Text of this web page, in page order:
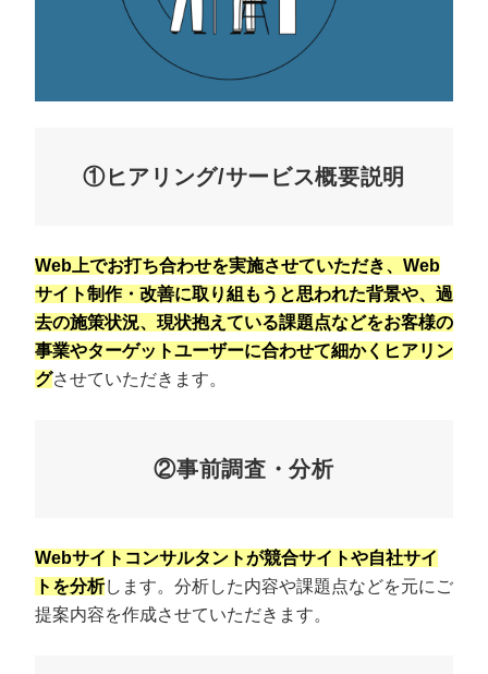
①ヒアリング/サービス概要説明
Web上でお打ち合わせを実施させていただき、Web
サイト制作・改善に取り組もうと思われた背景や、過
去の施策状況、現状抱えている課題点などをお客様の
事業やターゲットユーザーに合わせて細かくヒアリン
グさせていただきます。
②事前調査・分析
Webサイトコンサルタントが競合サイトや自社サイ
トを分析します。分析した内容や課題点などを元にご
提案内容を作成させていただきます。